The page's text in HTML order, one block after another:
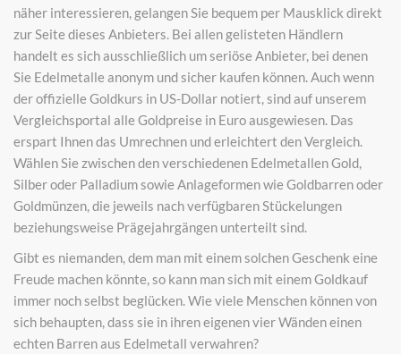
näher interessieren, gelangen Sie bequem per Mausklick direkt
zur Seite dieses Anbieters. Bei allen gelisteten Händlern
handelt es sich ausschließlich um seriöse Anbieter, bei denen
Sie Edelmetalle anonym und sicher kaufen können. Auch wenn
der offizielle Goldkurs in US-Dollar notiert, sind auf unserem
Vergleichsportal alle Goldpreise in Euro ausgewiesen. Das
erspart Ihnen das Umrechnen und erleichtert den Vergleich.
Wählen Sie zwischen den verschiedenen Edelmetallen Gold,
Silber oder Palladium sowie Anlageformen wie Goldbarren oder
Goldmünzen, die jeweils nach verfügbaren Stückelungen
beziehungsweise Prägejahrgängen unterteilt sind.
Gibt es niemanden, dem man mit einem solchen Geschenk eine
Freude machen könnte, so kann man sich mit einem Goldkauf
immer noch selbst beglücken. Wie viele Menschen können von
sich behaupten, dass sie in ihren eigenen vier Wänden einen
echten Barren aus Edelmetall verwahren?